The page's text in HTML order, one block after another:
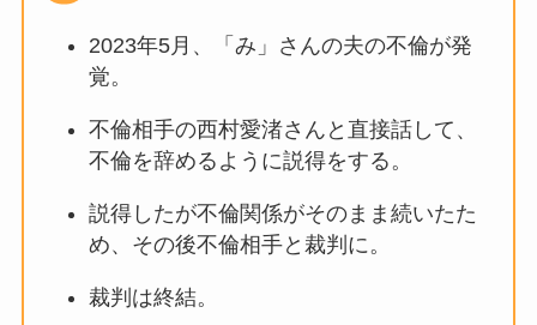
2023年5月、「み」さんの夫の不倫が発
覚。
不倫相手の西村愛渚さんと直接話して、
不倫を辞めるように説得をする。
説得したが不倫関係がそのまま続いたた
め、その後不倫相手と裁判に。
裁判は終結。